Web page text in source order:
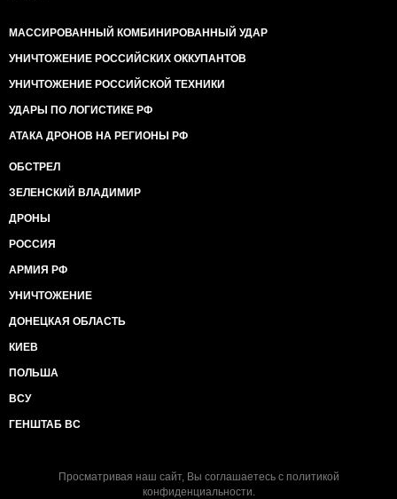
МАССИРОВАННЫЙ КОМБИНИРОВАННЫЙ УДАР
УНИЧТОЖЕНИЕ РОССИЙСКИХ ОККУПАНТОВ
УНИЧТОЖЕНИЕ РОССИЙСКОЙ ТЕХНИКИ
УДАРЫ ПО ЛОГИСТИКЕ РФ
АТАКА ДРОНОВ НА РЕГИОНЫ РФ
ОБСТРЕЛ
ЗЕЛЕНСКИЙ ВЛАДИМИР
ДРОНЫ
РОССИЯ
АРМИЯ РФ
УНИЧТОЖЕНИЕ
ДОНЕЦКАЯ ОБЛАСТЬ
КИЕВ
ПОЛЬША
ВСУ
ГЕНШТАБ ВС
Просматривая наш сайт, Вы соглашаетесь с политикой
конфиденциальности.